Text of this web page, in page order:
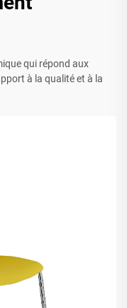
qui répond aux
à la qualité et à la